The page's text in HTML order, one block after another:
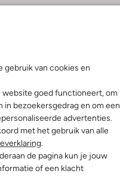
gebruik van cookies en
goed functioneert, om
bezoekersgedrag en om een
advertenties.
met het gebruik van alle
.
de pagina kun je jouw
of een klacht
2021door Leonie
voor kinderen,
en mooi te houden.
zware schoenen dus
kinderen